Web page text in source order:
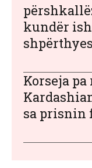
kundër
Korseja
sa prisnin